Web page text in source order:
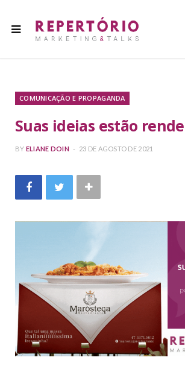
COMUNICAÇÃO E PROPAGANDA
Suas ideias estão
BY ELIANE DOIN 23 DE AGOSTO DE 2021